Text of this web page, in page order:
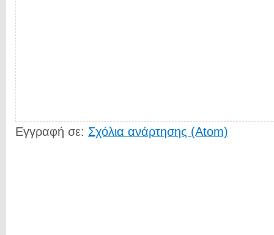
Εγγραφή σε: Σχόλια ανάρτησης (Atom)